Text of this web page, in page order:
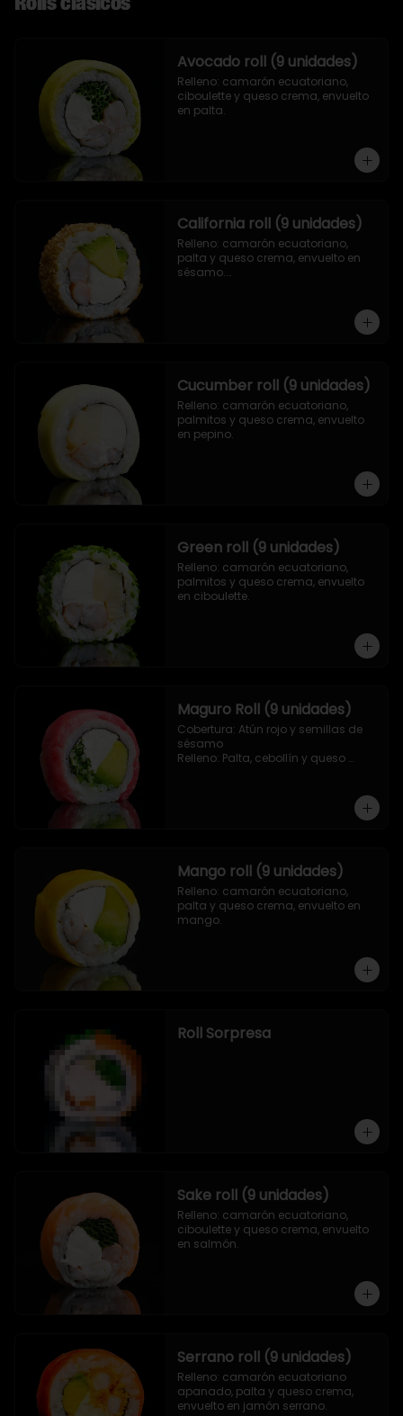
Rolls clásicos
Avocado roll (9 unidades)
Relleno: camarón ecuatoriano,
ciboulette y queso crema, envuelto
en palta.
California roll (9 unidades)
Relleno: camarón ecuatoriano,
palta y queso crema, envuelto en
sésamo.
Cucumber roll (9 unidades)
Relleno: camarón ecuatoriano,
palmitos y queso crema, envuelto
en pepino.
Green roll (9 unidades)
Relleno: camarón ecuatoriano,
palmitos y queso crema, envuelto
en ciboulette.
Maguro Roll (9 unidades)
Cobertura: Atún rojo y semillas de
sésamo
Relleno: Palta, cebollín y queso
Mango roll (9 unidades)
Relleno: camarón ecuatoriano,
palta y queso crema, envuelto en
mango.
Roll Sorpresa
Sake roll (9 unidades)
Relleno: camarón ecuatoriano,
ciboulette y queso crema, envuelto
en salmón.
Serrano roll (9 unidades)
Relleno: camarón ecuatoriano
apanado, palta y queso crema,
envuelto en jamón serrano.